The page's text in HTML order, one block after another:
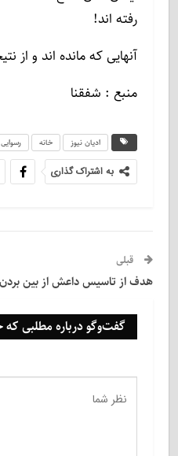
رفته اند!
آنهایی که مانده اند و
منبع : شفقنا
ادیان نیوز خانه
به اشتراک گذاری
قبلی
هدف از تاسیس داعش از بین
گفت‌وگو درباره مطلبی که